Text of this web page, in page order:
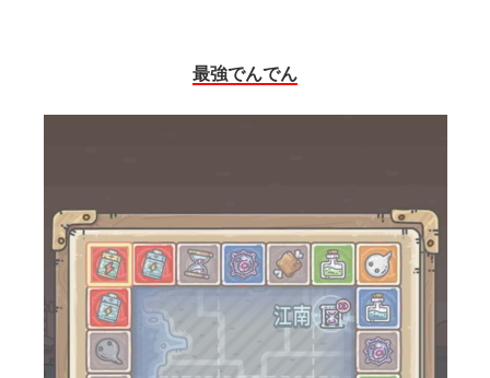
最強でんでん